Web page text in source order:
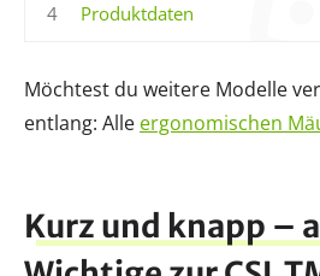
4
Produktdaten
Möchtest du weitere Modelle
entlang: Alle ergonomischen
Kurz und knapp –